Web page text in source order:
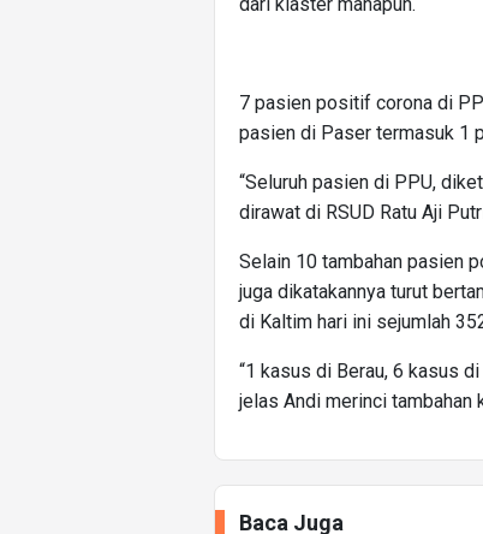
7 pasien positif corona di
pasien di Paser termasuk 1
“Seluruh pasien di PPU,
dirawat di RSUD Ratu Aji
Selain 10 tambahan pasien
juga dikatakannya turut
di Kaltim hari ini sejumlah
“1 kasus di Berau, 6 kasus
jelas Andi merinci tambahan
Baca Juga